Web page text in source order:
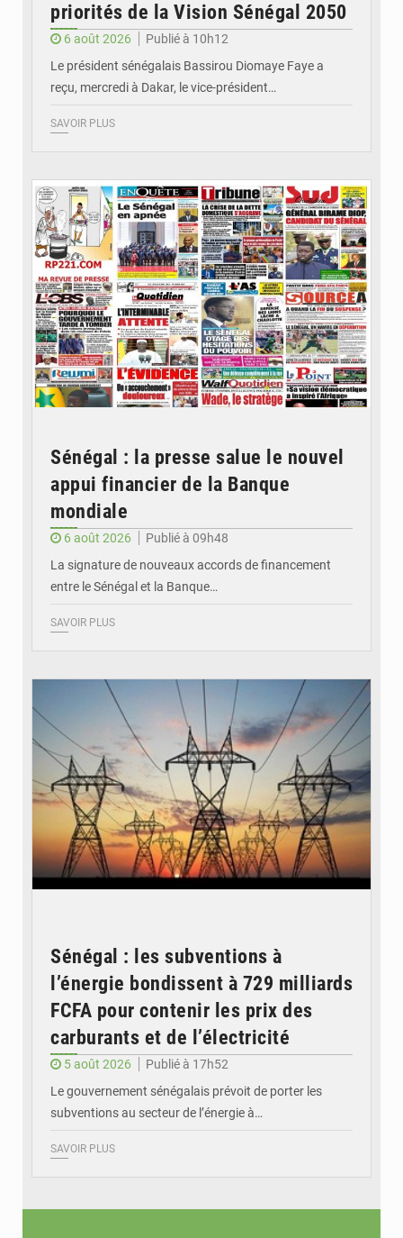
priorités de la Vision Sénégal 2050
6 août 2026
Publié à 10h12
Le président sénégalais Bassirou Diomaye Faye a
reçu, mercredi à Dakar, le vice-président…
SAVOIR PLUS
Sénégal : la presse salue le nouvel
appui financier de la Banque
mondiale
6 août 2026
Publié à 09h48
La signature de nouveaux accords de financement
entre le Sénégal et la Banque…
SAVOIR PLUS
Sénégal : les subventions à
l’énergie bondissent à 729 milliards
FCFA pour contenir les prix des
carburants et de l’électricité
5 août 2026
Publié à 17h52
Le gouvernement sénégalais prévoit de porter les
subventions au secteur de l’énergie à…
SAVOIR PLUS